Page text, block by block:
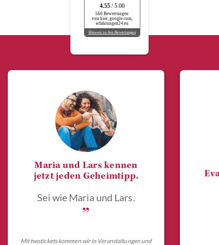
4.55 / 5.00
560 Bewertungen
von hier, google.com,
erfahrungen24.eu
Hinweis zu den Bewertungen
Maria und Lars kennen
jetzt jeden Geheimtipp.
Sei wie Maria und Lars.
„
Mit twotickets kommen wir in Veranstaltungen und